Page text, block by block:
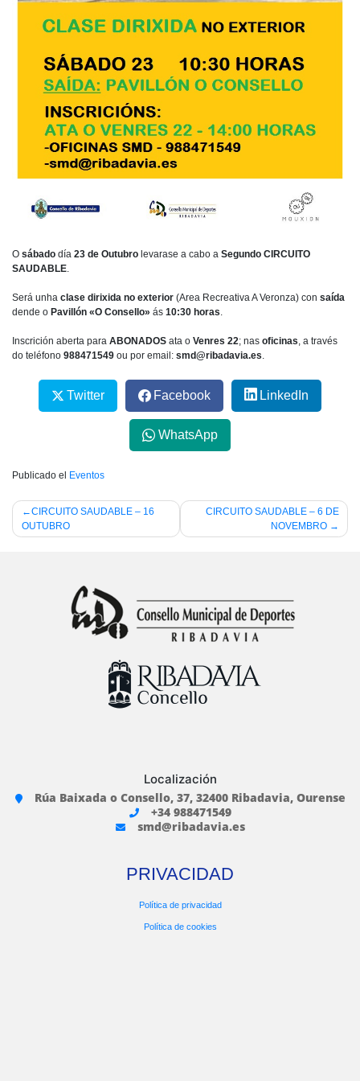
O sábado día 23 de Outubro levarase a cabo a Segundo CIRCUITO
SAUDABLE
Será unha clase dirixida no exterior (Area Recreativa A Veronza) con saída
dende o Pavillón «O Consello» ás 10:30 horas
Inscrición aberta para ABONADOS ata o Venres 22; nas oficinas , a través
do teléfono 988471549 ou por email: smd@ribadavia.es
Twitter Facebook LinkedIn
WhatsApp
Publicado el Eventos
Navegación
de
CIRCUITO SAUDABLE – 16
OUTUBRO
CIRCUITO SAUDABLE – 6 DE
NOVEMBRO
Localización
Rúa Baixada o Consello, 37, 32400 Ribadavia, Ourense
+34 988471549
smd@ribadavia.es
PRIVACIDAD
Política de privacidad
Política de cookies